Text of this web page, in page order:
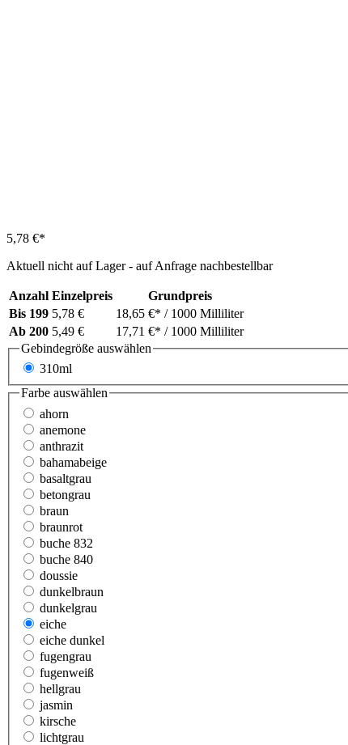
5,78 €*
Aktuell nicht auf Lager - auf Anfrage nachbestellbar
Anzahl Einzelpreis
Grundpreis
Bis 199 5,78 € 18,65 €* / 1000 Milliliter
Ab 200 5,49 € 17,71 €* / 1000 Milliliter
Gebindegröße auswählen
310ml
Farbe auswählen
ahorn
anemone
anthrazit
bahamabeige
basaltgrau
betongrau
braun
braunrot
buche 832
buche 840
doussie
dunkelbraun
dunkelgrau
eiche
eiche dunkel
fugengrau
fugenweiß
hellgrau
jasmin
kirsche
lichtgrau